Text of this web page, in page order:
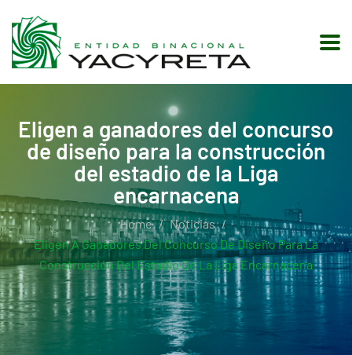
Eligen a ganadores del concurso
de diseño para la construcción
del estadio de la Liga
encarnacena
Home
Noticias
Eligen A Ganadores Del Concurso De Diseño Para La
Construcción Del Estadio De La Liga Encarnacena